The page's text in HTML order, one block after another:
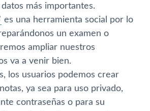
más importantes.
es una herramienta social por lo
un examen o
ampliar nuestros
va a venir bien.
los usuarios podemos crear
ya sea para uso privado,
contraseñas o para su